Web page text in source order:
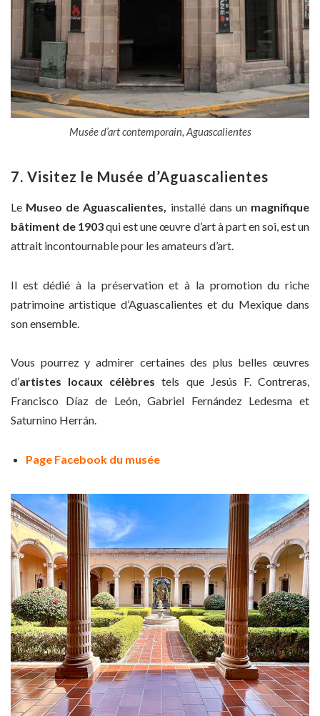
Musée d’art contemporain, Aguascalientes
7. Visitez le Musée d’Aguascalientes
Le Museo de Aguascalientes, installé dans un magnifique
bâtiment de 1903qui est une œuvre d’art à part en soi, est un
attrait incontournable pour les amateurs d’art.
Il est dédié à la préservation et à la promotion du riche
patrimoine artistique d’Aguascalientes et du Mexique dans
son ensemble.
Vous pourrez y admirer certaines des plus belles œuvres
d’artistes locaux célèbres tels que Jesús F. Contreras,
Francisco Díaz de León, Gabriel Fernández Ledesma et
Saturnino Herrán.
Page Facebook du musée